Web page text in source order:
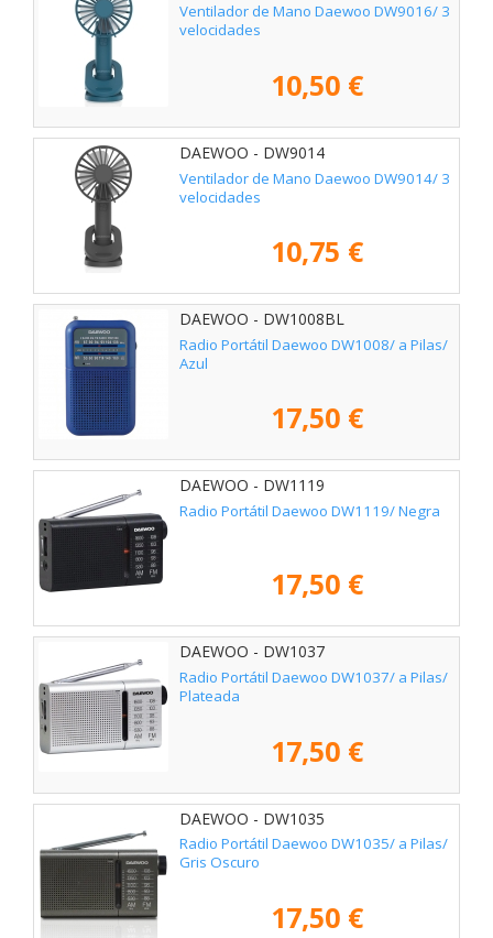
Ventilador de Mano Daewoo DW9016/ 3
velocidades
10,50 €
DAEWOO - DW9014
Ventilador de Mano Daewoo DW9014/ 3
velocidades
10,75 €
DAEWOO - DW1008BL
Radio Portátil Daewoo DW1008/ a Pilas/
Azul
17,50 €
DAEWOO - DW1119
Radio Portátil Daewoo DW1119/ Negra
17,50 €
DAEWOO - DW1037
Radio Portátil Daewoo DW1037/ a Pilas/
Plateada
17,50 €
DAEWOO - DW1035
Radio Portátil Daewoo DW1035/ a Pilas/
Gris Oscuro
17,50 €